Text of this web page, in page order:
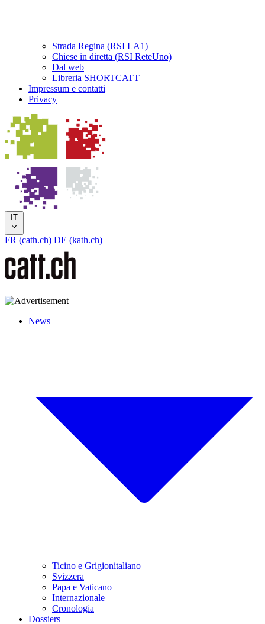
Strada Regina (RSI LA1)
Chiese in diretta (RSI ReteUno)
Dal web
Libreria SHORTCATT
Impressum e contatti
Privacy
IT
FR (cath.ch) DE (kath.ch)
News
Ticino e Grigionitaliano
Svizzera
Papa e Vaticano
Internazionale
Cronologia
Dossiers